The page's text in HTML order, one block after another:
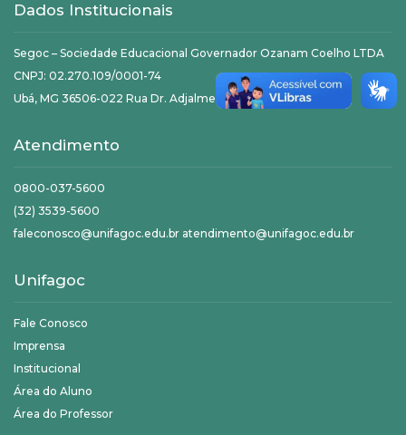
Dados Institucionais
Segoc – Sociedade Educacional Governador Ozanam Coelho LTDA
CNPJ: 02.270.109/0001-74
Ubá, MG 36506-022 Rua Dr. Adjalme da Silva Botelho, 20
Atendimento
0800-037-5600
(32) 3539-5600
faleconosco@unifagoc.edu.br atendimento@unifagoc.edu.br
Unifagoc
Fale Conosco
Imprensa
Institucional
Área do Aluno
Área do Professor